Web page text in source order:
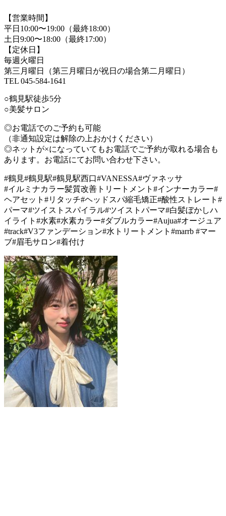
【営業時間】
平日10:00〜19:00（最終18:00）
土日9:00〜18:00（最終17:00）
【定休日】
毎週火曜日
第三月曜日（第三月曜日が祝日の場合第二月曜日）
TEL 045-584-1641
○鶴見駅徒歩5分
○美髪サロン
◎お電話でのご予約も可能
（非通知設定は解除の上おかけください）
◎ネットが×になっていてもお電話でご予約が取れる場合も
あります。お電話にてお問い合わせ下さい。
#鶴見#鶴見駅#鶴見駅西口#VANESSA#ヴァネッサ
#イルミナカラー髪質改善トリートメント#インナーカラー#
ヘアセット#リタッチ#ヘッドスパ縮毛矯正#酸性ストレート#
パーマ#ツイストスパイラル#ツイストパーマ#白髪ぼかしハ
イライト#水素#水素カラー#ダブルカラー#Aujua#オージュア
#track#V3ファンデーション#水トリートメント#marrb #マー
ブ#眉毛サロン#着付け